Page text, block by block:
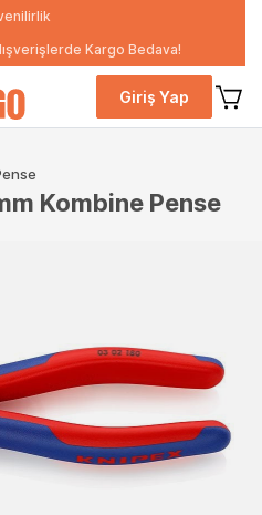
Kargo Bedava!
Giriş Yap
Kombine Pense